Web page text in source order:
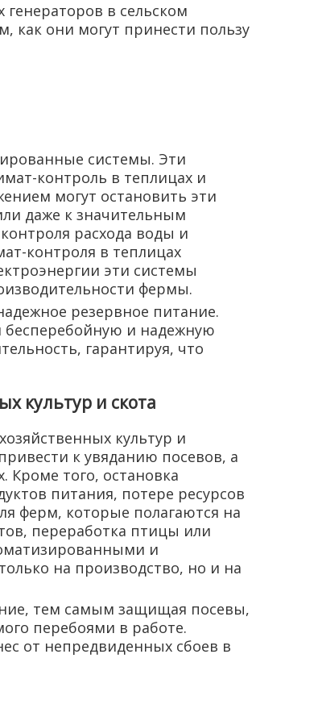
в сельском
как они могут принести пользу
системы. Эти
контроль в теплицах и
могут остановить эти
даже к значительным
расхода воды и
контроля в теплицах
эти системы
фермы.
резервное питание.
бесперебойную и надежную
гарантируя, что
культур и скота
культур и
к увяданию посевов, а
Кроме того, остановка
питания, потере ресурсов
ферм, которые полагаются на
переработка птицы или
и
на производство, но и на
тем самым защищая посевы,
перебоями в работе.
от непредвиденных сбоев в